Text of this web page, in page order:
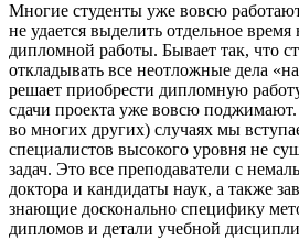
Многие студенты уже вовсю
не удается выделить отдельное
дипломной работы. Бывает так, что
откладывать все неотложные дела
решает приобрести дипломную
сдачи проекта уже вовсю
во многих других) случаях мы
специалистов высокого уровня не
задач. Это все преподаватели с
доктора и кандидаты наук, а также
знающие досконально специфику
дипломов и детали учебной